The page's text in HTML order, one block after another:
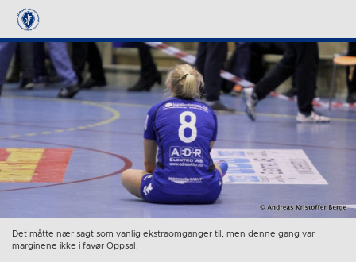
Det måtte nær sagt som vanlig ekstraomganger til, men denne gang var
marginene ikke i favør Oppsal.